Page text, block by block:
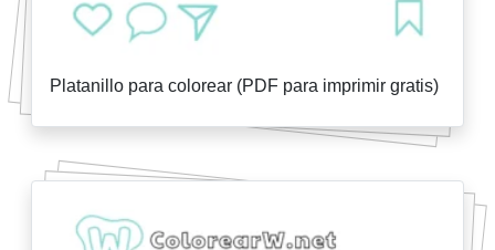
Platanillo para colorear (PDF para imprimir gratis)